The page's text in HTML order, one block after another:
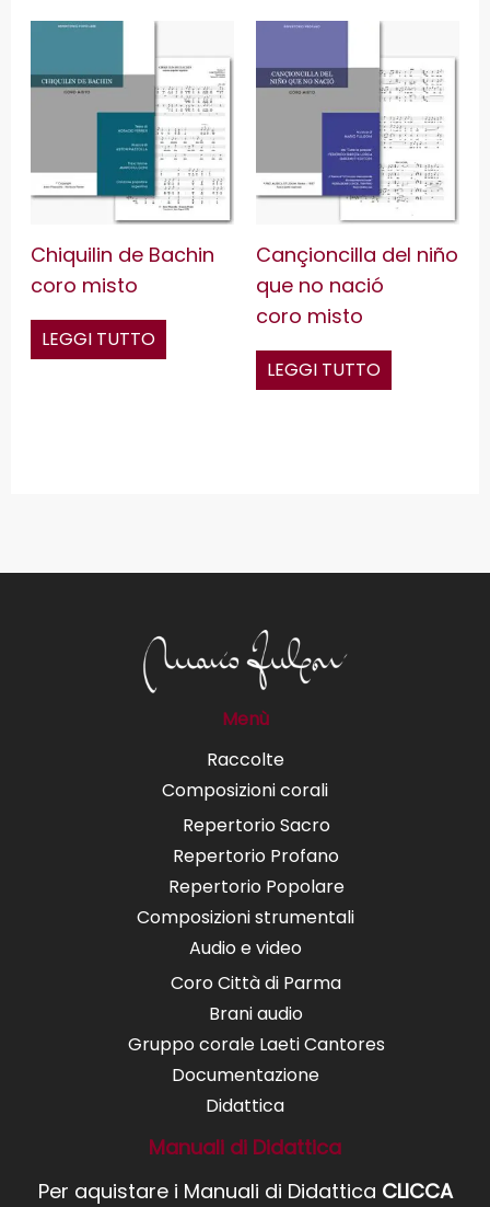
Chiquilin de Bachin
coro misto
LEGGI TUTTO
Cançioncilla del niño
que no nació
coro misto
LEGGI TUTTO
Menù
Raccolte
Composizioni corali
Repertorio Sacro
Repertorio Profano
Repertorio Popolare
Composizioni strumentali
Audio e video
Coro Città di Parma
Brani audio
Gruppo corale Laeti Cantores
Documentazione
Didattica
Manuali di Didattica
Per aquistare i Manuali di Didattica CLICCA